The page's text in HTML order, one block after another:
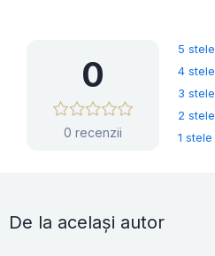
0
0 recenzii
5 stele
4 stele
3 stele
2 stele
1 stele
De la același autor